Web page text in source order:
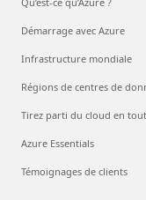
Démarrage avec Azure
Infrastructure mondiale
Régions de centres de
Tirez parti du cloud en
Azure Essentials
Témoignages de clients